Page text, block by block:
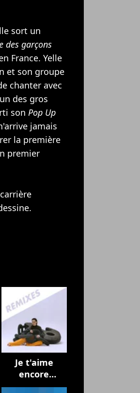
sort un
des garçons
France. Yelle
et son groupe
chanter avec
des gros
son Pop Up
jamais
la première
premier
Je t'aime
encore
(Remixes)